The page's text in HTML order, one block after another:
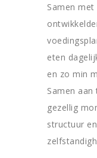
Samen
eten
en zo min
Samen
gezellig
structuur